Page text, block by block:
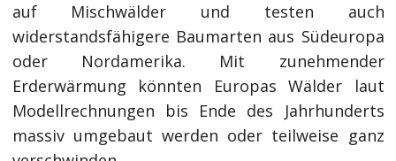
auf Mischwälder und testen auch
widerstandsfähigere Baumarten aus Südeuropa
oder Nordamerika. Mit zunehmender
Erderwärmung könnten Europas Wälder laut
Modellrechnungen bis Ende des Jahrhunderts
massiv umgebaut werden oder teilweise ganz